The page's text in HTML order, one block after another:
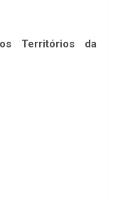
Territórios da